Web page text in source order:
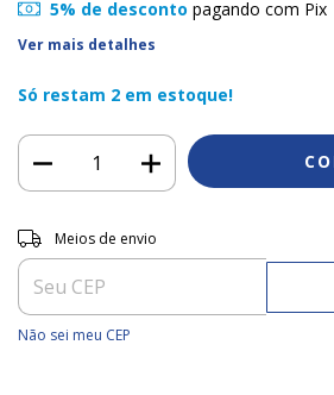
5% de desconto pagando com Pix
Ver mais detalhes
Só restam 2 em estoque!
Entregas para o CEP:
Meios de envio
Não sei meu CEP